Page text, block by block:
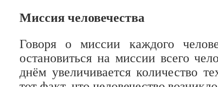
Миссия человечества
Говоря о миссии каждого
остановиться на миссии всего
днём увеличивается количество